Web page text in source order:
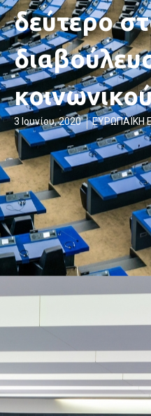
δεύτερο
3 Ιουνίου, 2020 ΕΥΡΩΠΑΪΚΗ